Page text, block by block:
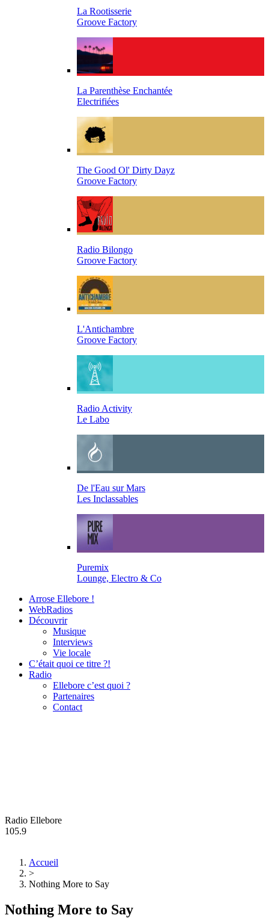
La Rootisserie
Groove Factory
La Parenthèse Enchantée
Electrifiées
The Good Ol' Dirty Dayz
Groove Factory
Radio Bilongo
Groove Factory
L'Antichambre
Groove Factory
Radio Activity
Le Labo
De l'Eau sur Mars
Les Inclassables
Puremix
Lounge, Electro & Co
Arrose Ellebore !
WebRadios
Découvrir
Musique
Interviews
Vie locale
C’était quoi ce titre ?!
Radio
Ellebore c’est quoi ?
Partenaires
Contact
Radio Ellebore
105.9
Accueil
>
Nothing More to Say
Nothing More to Say